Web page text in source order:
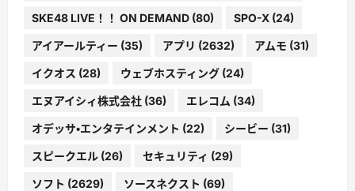
SKE48 LIVE！！ ON DEMAND (80) SPO-X (24)
アイアールティー (35) アプリ (2632) アムモ (31)
イクオス (28) ウェブホスティング (24)
エヌアイシィ株式会社 (36) エレコム (34)
オデッサ・エンタテインメント (22) シービー (31)
スピークエル (26) セキュリティ (29)
ソフト (2629) ソースネクスト (69)